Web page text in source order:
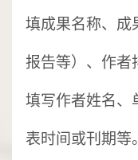
填成果名称、成
报告等）、作者
填写作者姓名、
表时间或刊期等